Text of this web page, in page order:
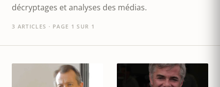
décryptages et analyses des médias.
3 ARTICLES · PAGE 1 SUR 1